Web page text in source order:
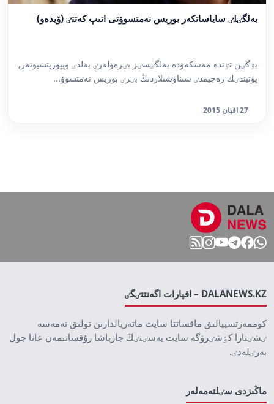
بەلگٸلٸ ساياساتكەر بوريس نەمتسوۆتى اتىپ كەتتٸ (ۆيدەو)
بٷگٸن تٷندە مەسكەۋدە بەلگٸسٸز بٸرەۋلەرٸ بەلدٸ وپپوزيتسيونەر,
پۋتيندٸك رەجيمدٸ سىناۋشىلاردىڭ بٸرٸ بوريس نەمتسوۆ...
27 اقپان 2015
DALANEWS.KZ – اقپارات اگەنتتٸگٸ
كوممەرتسييالىق ماقساتتا سايت ماتەريالدارىن تولىق نەمەسە
ٸشٸنارا كٶشٸرۋگە سايت يەسٸنٸڭ جازباشا رۇقساتىمەن عانا جول
بەرٸلەدٸ.
ماڭىزدى سٸلتەمەلەر